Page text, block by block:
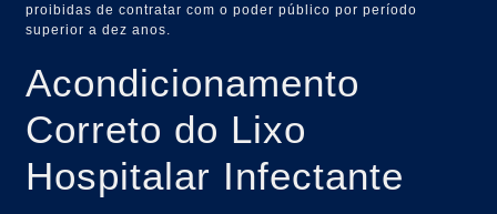
proibidas de contratar com o poder público por período
superior a dez anos.
Acondicionamento
Correto do Lixo
Hospitalar Infectante